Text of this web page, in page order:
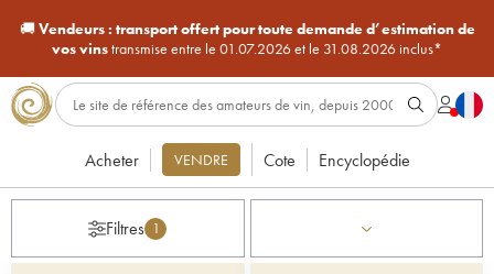
🚚Vendeurs : transport offert pour toute demande d’estimation de
vos vinstransmise entre le 01.07.2026 et le 31.08.2026 inclus*
Acheter VENDRE Cote Encyclopédie
Filtres 1